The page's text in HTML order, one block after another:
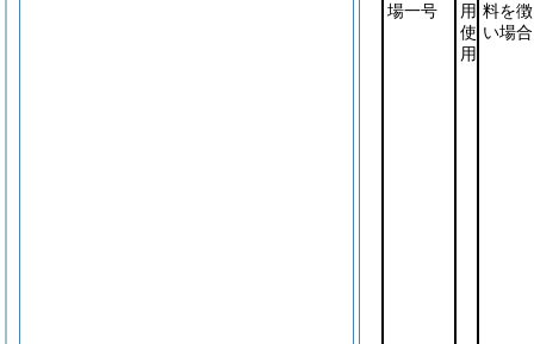
場一号
用
使
用
料を
い場合